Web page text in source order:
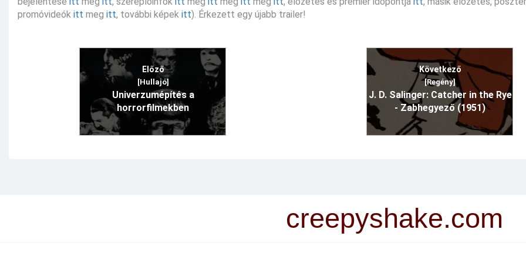
promóvideók itt meg itt, további képek itt). Érkezett egy újabb trailer!
Előző
[Hullajó]
Univerzumépítés a
horrorfilmekben
Következő
[Regény]
J. D. Salinger: Catcher in the Rye
- Zabhegyező (1951)
creepyshake.com